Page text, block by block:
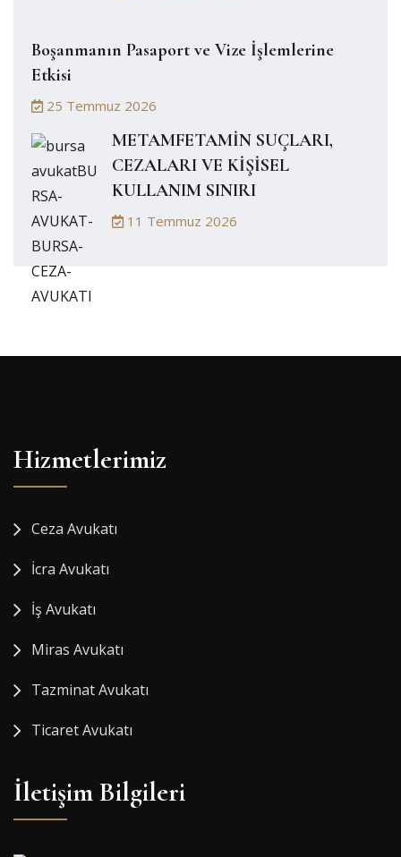
Boşanmanın Pasaport ve Vize İşlemlerine
Etkisi
25 Temmuz 2026
METAMFETAMİN SUÇLARI,
CEZALARI VE KİŞİSEL
KULLANIM SINIRI
11 Temmuz 2026
Hizmetlerimiz
Ceza Avukatı
İcra Avukatı
İş Avukatı
Miras Avukatı
Tazminat Avukatı
Ticaret Avukatı
İletişim Bilgileri